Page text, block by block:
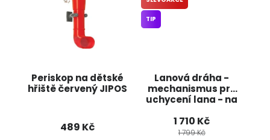
Periskop na dětské
hřiště červený JIPOS
489 Kč
Lanová dráha -
mechanismus pro
uchycení lana - na
TIP
1 710 Kč
1 799 Kč